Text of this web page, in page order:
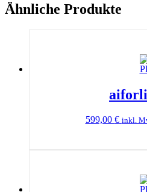
Ähnliche Produkte
599,00 € inkl.